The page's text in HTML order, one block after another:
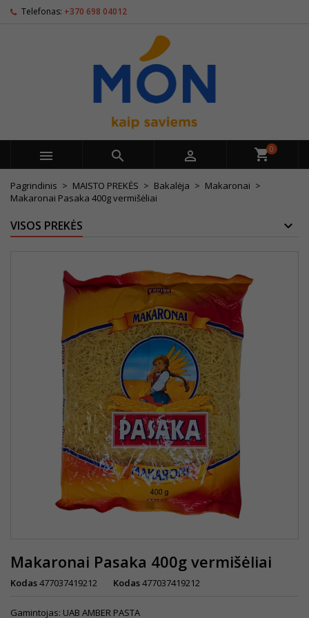
Telefonas: +370 698 04012
   0
Pagrindinis MAISTO PREKĖS Bakalėja
Makaronai
Makaronai Pasaka 400g vermišėliai
VISOS PREKĖS
Makaronai Pasaka 400g vermišėliai
Kodas477037419212 Kodas477037419212
Gamintojas: UAB AMBER PASTA